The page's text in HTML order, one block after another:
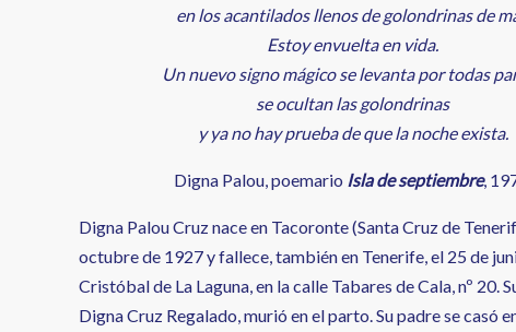
en los acantilados llenos de golondrinas de
Estoy envuelta en vida.
Un nuevo signo mágico se levanta por todas
se ocultan las golondrinas
y ya no hay prueba de que la noche exista.
Digna Palou, poemario Isla de septiembre,
Digna Palou Cruz nace en Tacoronte (Santa Cruz de
octubre de 1927 y fallece, también en Tenerife, el 25 de
Cristóbal de La Laguna, en la calle Tabares de Cala, nº 20.
Digna Cruz Regalado, murió en el parto. Su padre se casó